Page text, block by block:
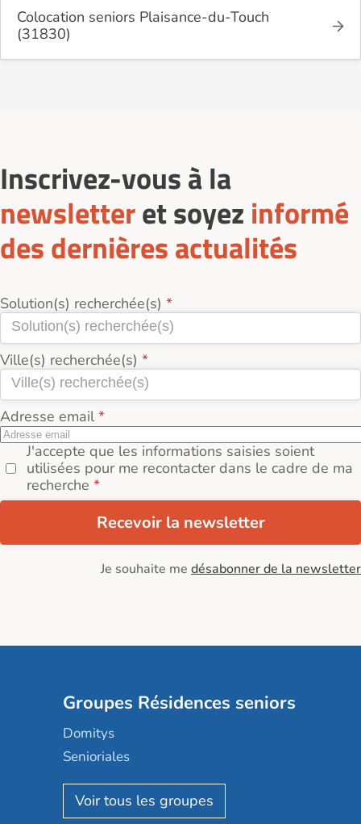
Colocation seniors Plaisance-du-Touch
(31830)
Inscrivez-vous à la
newsletteret soyez informé
des dernières actualités
Solution(s) recherchée(s)
Ville(s) recherchée(s)
Adresse email
J'accepte que les informations saisies soient
utilisées pour me recontacter dans le cadre de ma
recherche
Recevoir la newsletter
Je souhaite me désabonner de la newsletter
Groupes Résidences seniors
Domitys
Senioriales
Nohée
Les Résidentiels